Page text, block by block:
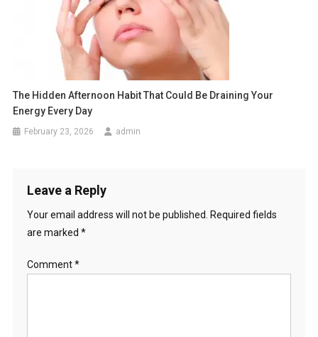
The Hidden Afternoon Habit That Could Be Draining Your
Energy Every Day
February 23, 2026 admin
Leave a Reply
Your email address will not be published.
Required fields
are marked *
Comment*